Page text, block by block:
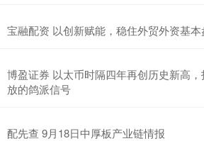
宝融配资 以创新赋能，稳住外贸外资基本
博盈证券 以太币时隔四年再创历史新高
放的鸽派信号
配先查 9月18日中厚板产业链情报